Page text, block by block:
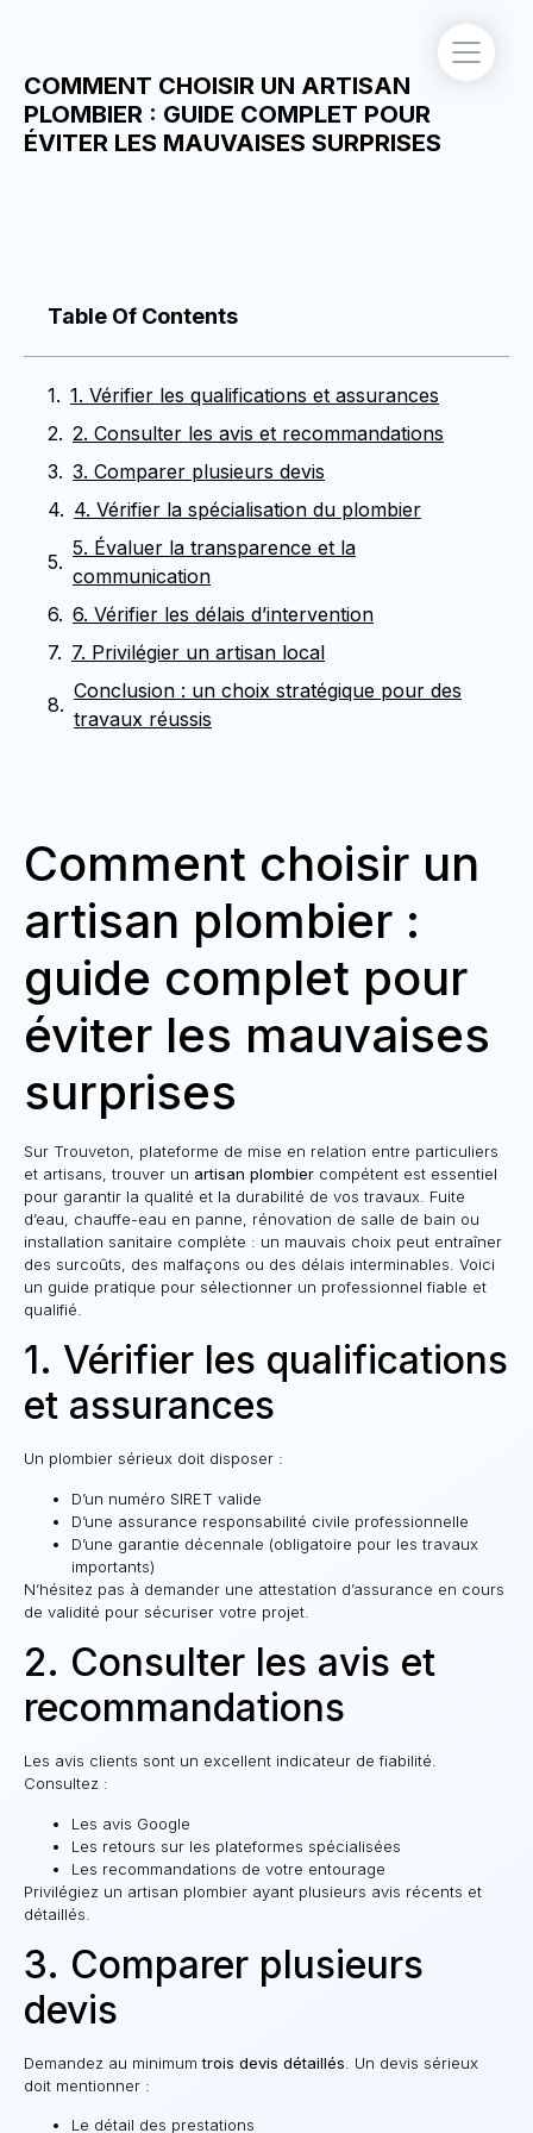
COMMENT CHOISIR UN ARTISAN
PLOMBIER : GUIDE COMPLET POUR
ÉVITER LES MAUVAISES SURPRISES
Table Of Contents
1. Vérifier les qualifications et assurances
2. Consulter les avis et recommandations
3. Comparer plusieurs devis
4. Vérifier la spécialisation du plombier
5. Évaluer la transparence et la
communication
6. Vérifier les délais d’intervention
7. Privilégier un artisan local
Conclusion : un choix stratégique pour des
travaux réussis
Comment choisir un
artisan plombier :
guide complet pour
éviter les mauvaises
surprises
Sur Trouveton, plateforme de mise en relation entre particuliers
et artisans, trouver un artisan plombier compétent est essentiel
pour garantir la qualité et la durabilité de vos travaux. Fuite
d’eau, chauffe-eau en panne, rénovation de salle de bain ou
installation sanitaire complète : un mauvais choix peut entraîner
des surcoûts, des malfaçons ou des délais interminables. Voici
un guide pratique pour sélectionner un professionnel fiable et
qualifié.
1. Vérifier les qualifications
et assurances
Un plombier sérieux doit disposer :
D’un numéro SIRET valide
D’une assurance responsabilité civile professionnelle
D’une garantie décennale (obligatoire pour les travaux
importants)
N’hésitez pas à demander une attestation d’assurance en cours
de validité pour sécuriser votre projet.
2. Consulter les avis et
recommandations
Les avis clients sont un excellent indicateur de fiabilité.
Consultez :
Les avis Google
Les retours sur les plateformes spécialisées
Les recommandations de votre entourage
Privilégiez un artisan plombier ayant plusieurs avis récents et
détaillés.
3. Comparer plusieurs
devis
Demandez au minimumtrois devis détaillés . Un devis sérieux
doit mentionner :
Le détail des prestations